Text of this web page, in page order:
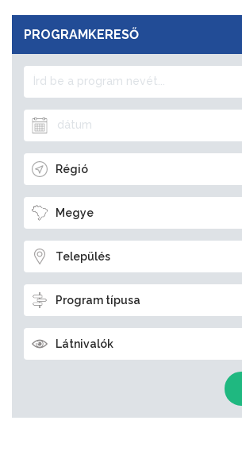
PROGRAMKERESŐ
Régió
Megye
Település
Program típusa
Látnivalók